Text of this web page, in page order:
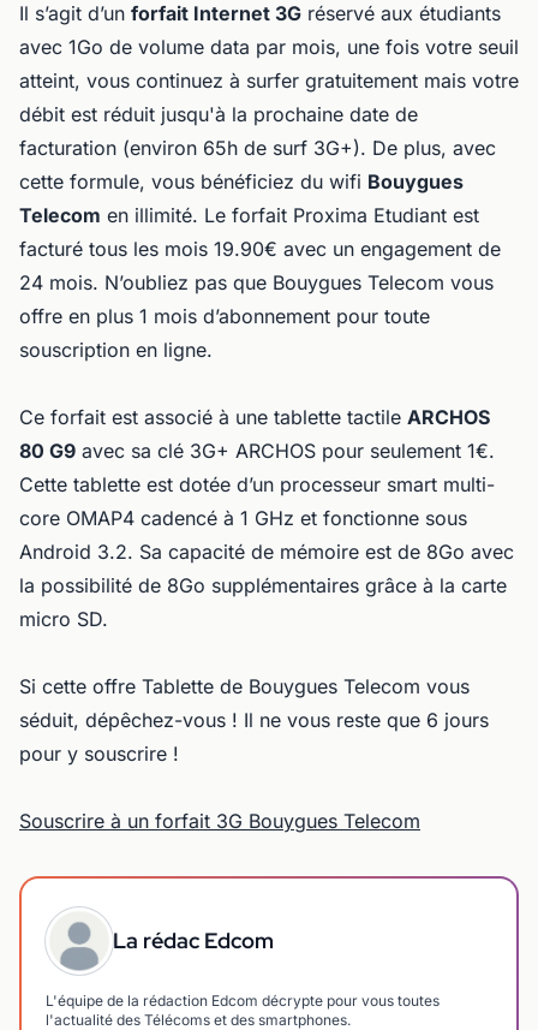
Il s’agit d’un forfait Internet 3G réservé aux étudiants
avec 1Go de volume data par mois, une fois votre seuil
atteint, vous continuez à surfer gratuitement mais votre
débit est réduit jusqu'à la prochaine date de
facturation (environ 65h de surf 3G+). De plus, avec
cette formule, vous bénéficiez du wifi Bouygues
Telecom en illimité. Le forfait Proxima Etudiant est
facturé tous les mois 19.90€ avec un engagement de
24 mois. N’oubliez pas que Bouygues Telecom vous
offre en plus 1 mois d’abonnement pour toute
souscription en ligne.
Ce forfait est associé à une tablette tactile ARCHOS
80 G9 avec sa clé 3G+ ARCHOS pour seulement 1€.
Cette tablette est dotée d’un processeur smart multi-
core OMAP4 cadencé à 1 GHz et fonctionne sous
Android 3.2. Sa capacité de mémoire est de 8Go avec
la possibilité de 8Go supplémentaires grâce à la carte
micro SD.
Si cette offre Tablette de Bouygues Telecom vous
séduit, dépêchez-vous ! Il ne vous reste que 6 jours
pour y souscrire !
Souscrire à un forfait 3G Bouygues Telecom
La rédac Edcom
L'équipe de la rédaction Edcom décrypte pour vous toutes
l'actualité des Télécoms et des smartphones.